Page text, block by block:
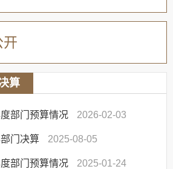
开
算
部门预算情况 2026-02-03
门决算 2025-08-05
部门预算情况 2025-01-24